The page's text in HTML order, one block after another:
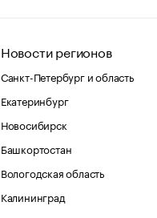
Новости регионов
Санкт-Петербург и область
Екатеринбург
Новосибирск
Башкортостан
Вологодская область
Калининград